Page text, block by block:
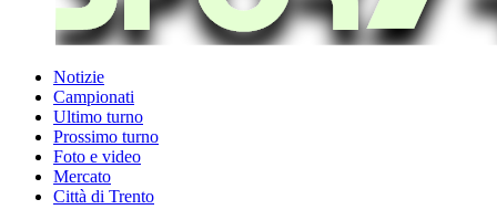
Notizie
Campionati
Ultimo turno
Prossimo turno
Foto e video
Mercato
Città di Trento